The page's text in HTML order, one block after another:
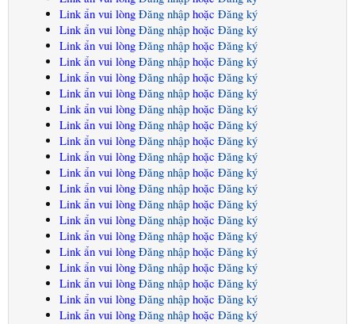
Link ẩn vui lòng Đăng nhập hoặc Đăng ký
Link ẩn vui lòng Đăng nhập hoặc Đăng ký
Link ẩn vui lòng Đăng nhập hoặc Đăng ký
Link ẩn vui lòng Đăng nhập hoặc Đăng ký
Link ẩn vui lòng Đăng nhập hoặc Đăng ký
Link ẩn vui lòng Đăng nhập hoặc Đăng ký
Link ẩn vui lòng Đăng nhập hoặc Đăng ký
Link ẩn vui lòng Đăng nhập hoặc Đăng ký
Link ẩn vui lòng Đăng nhập hoặc Đăng ký
Link ẩn vui lòng Đăng nhập hoặc Đăng ký
Link ẩn vui lòng Đăng nhập hoặc Đăng ký
Link ẩn vui lòng Đăng nhập hoặc Đăng ký
Link ẩn vui lòng Đăng nhập hoặc Đăng ký
Link ẩn vui lòng Đăng nhập hoặc Đăng ký
Link ẩn vui lòng Đăng nhập hoặc Đăng ký
Link ẩn vui lòng Đăng nhập hoặc Đăng ký
Link ẩn vui lòng Đăng nhập hoặc Đăng ký
Link ẩn vui lòng Đăng nhập hoặc Đăng ký
Link ẩn vui lòng Đăng nhập hoặc Đăng ký
Link ẩn vui lòng Đăng nhập hoặc Đăng ký